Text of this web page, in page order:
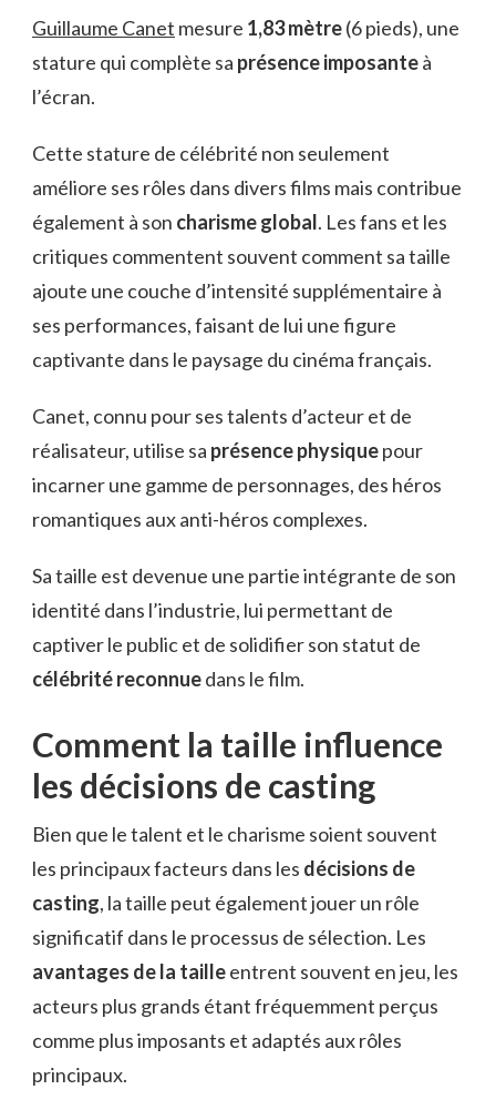
Guillaume Canet mesure 1,83 mètre(6 pieds), une
stature qui complète sa présence imposanteà
l’écran.
Cette stature de célébrité non seulement
améliore ses rôles dans divers films mais contribue
également à son charisme global. Les fans et les
critiques commentent souvent comment sa taille
ajoute une couche d’intensité supplémentaire à
ses performances, faisant de lui une figure
captivante dans le paysage du cinéma français.
Canet, connu pour ses talents d’acteur et de
réalisateur, utilise sa présence physiquepour
incarner une gamme de personnages, des héros
romantiques aux anti-héros complexes.
Sa taille est devenue une partie intégrante de son
identité dans l’industrie, lui permettant de
captiver le public et de solidifier son statut de
célébrité reconnuedans le film.
Comment la taille influence
les décisions de casting
Bien que le talent et le charisme soient souvent
les principaux facteurs dans les décisions de
casting, la taille peut également jouer un rôle
significatif dans le processus de sélection. Les
avantages de la tailleentrent souvent en jeu, les
acteurs plus grands étant fréquemment perçus
comme plus imposants et adaptés aux rôles
principaux.